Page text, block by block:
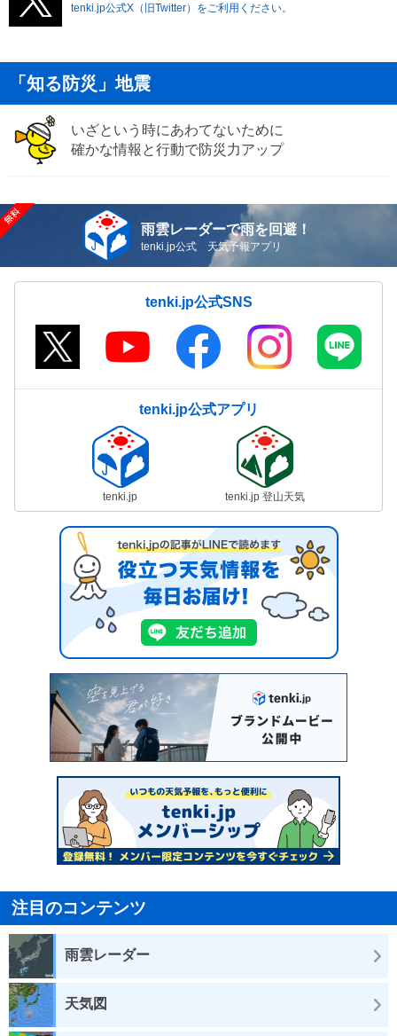
tenki.jp公式X（旧Twitter）をご利用ください。
「知る防災」地震
いざという時にあわてないために
確かな情報と行動で防災力アップ
雨雲レーダーで雨を回避！
tenki.jp公式 天気予報アプリ
tenki.jp公式SNS
tenki.jp公式アプリ
tenki.jp tenki.jp 登山天気
注目のコンテンツ
雨雲レーダー
天気図